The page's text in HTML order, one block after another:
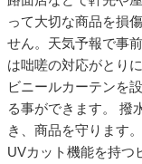
って大切な商品を損
せん。天気予報で事
は咄嗟の対応がとり
ビニールカーテンを
る事ができます。 撥
き、商品を守ります
UVカット機能を持つ